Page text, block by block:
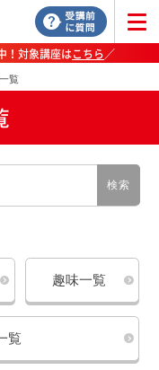
！対象講座はこちら／
覧
検索
趣味一覧
覧